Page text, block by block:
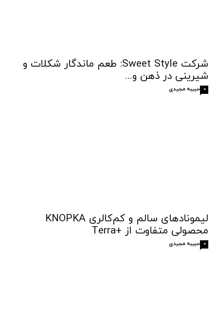
شرکت Sweet Style: طعم ماندگار شکلات و
شیرینی در ذهن و...
حبیبه مجیدی 0
لیمونادهای سالم و کم‌کالری KNOPKA
محصولی متفاوت از +Terra
حبیبه مجیدی 0